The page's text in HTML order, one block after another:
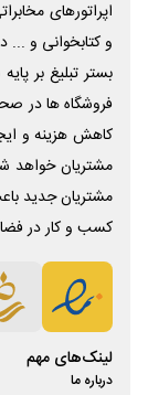
اپراتورهای
و کتابخوانی و ...
بستر تبلیغ بر
فروشگاه ها در
کاهش هزینه و
مشتریان خواهد
مشتریان جدید
کسب و کار در
لینک‌های مهم
درباره ما